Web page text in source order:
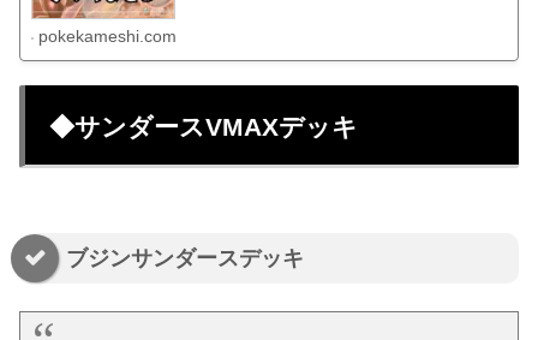
pokekameshi.com
◆サンダースVMAXデッキ
ブジンサンダースデッキ